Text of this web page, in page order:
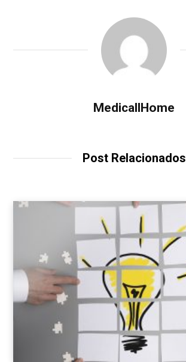
MedicallHome
Post Relacionados